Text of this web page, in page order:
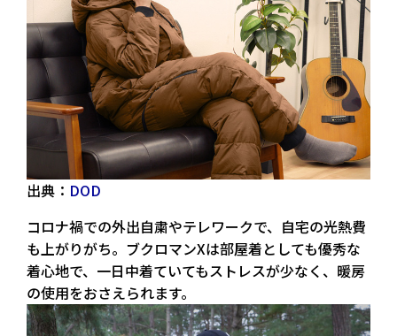
出典： DOD
コロナ禍での外出自粛やテレワークで、自宅の光熱費
も上がりがち。ブクロマンXは部屋着としても優秀な
着心地で、一日中着ていてもストレスが少なく、暖房
の使用をおさえられます。